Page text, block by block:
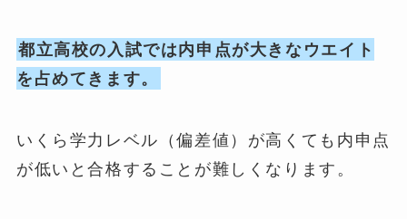
都立高校の入試では内申点が大きなウエイト
を占めてきます。
いくら学力レベル（偏差値）が高くても内申点
が低いと合格することが難しくなります。